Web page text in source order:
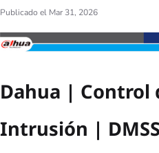
Publicado el Mar 31, 2026
Dahua | Control
Intrusión |